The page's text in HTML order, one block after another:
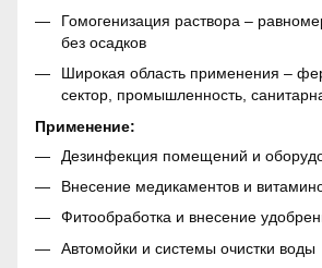
Гомогенизация раствора –
без осадков
Широкая область применения –
сектор, промышленность,
Применение:
Дезинфекция помещений и
Внесение медикаментов и
Фитообработка и внесение
Автомойки и системы очистки воды